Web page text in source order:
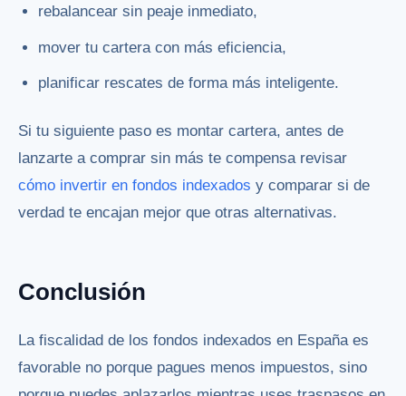
rebalancear sin peaje inmediato,
mover tu cartera con más eficiencia,
planificar rescates de forma más inteligente.
Si tu siguiente paso es montar cartera, antes de
lanzarte a comprar sin más te compensa revisar
cómo invertir en fondos indexados y comparar si de
verdad te encajan mejor que otras alternativas.
Conclusión
La fiscalidad de los fondos indexados en España es
favorable no porque pagues menos impuestos, sino